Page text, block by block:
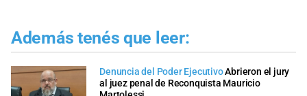
Además tenés que leer:
Denuncia del Poder EjecutivoAbrieron el jury
al juez penal de Reconquista Mauricio